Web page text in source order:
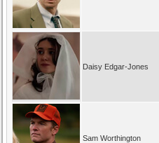
Daisy Edgar-Jones
Sam Worthington